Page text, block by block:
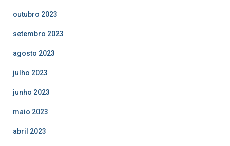
outubro 2023
setembro 2023
agosto 2023
julho 2023
junho 2023
maio 2023
abril 2023